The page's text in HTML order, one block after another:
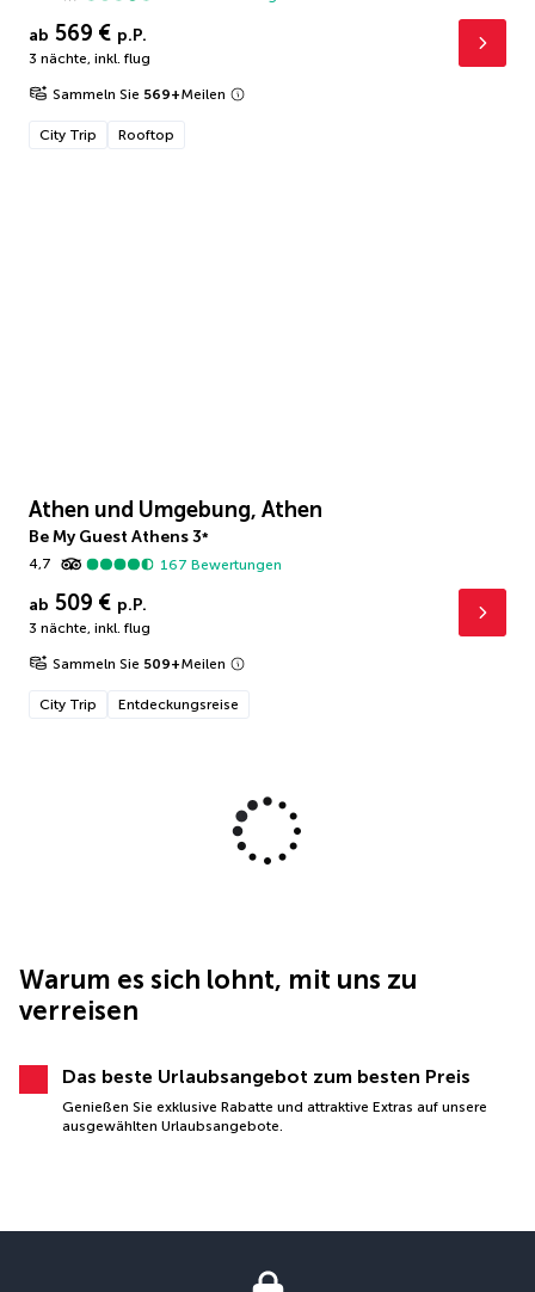
ab 569 € p.P.
3 nächte, inkl. flug
Sammeln Sie 569+Meilen
City Trip Rooftop
Athen und Umgebung, Athen
Be My Guest Athens3*
4,7
167 Bewertungen
ab 509 € p.P.
3 nächte, inkl. flug
Sammeln Sie 509+Meilen
City Trip Entdeckungsreise
Warum es sich lohnt, mit uns zu
verreisen
Das beste Urlaubsangebot zum besten Preis
Genießen Sie exklusive Rabatte und attraktive Extras auf unsere
ausgewählten Urlaubsangebote.